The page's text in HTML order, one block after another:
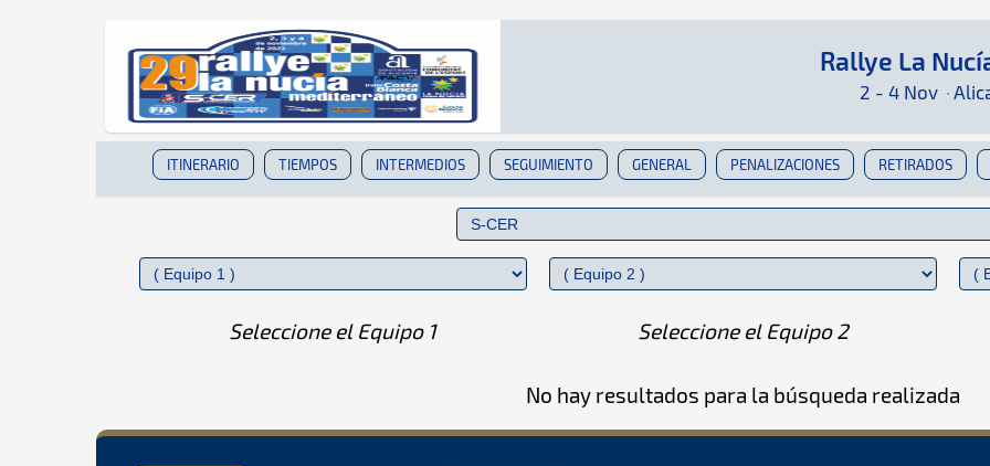
Rallye La
2 - 4 Nov ·
Rally · Rallye La Nucía 2023: Aquí podrás
ITINERARIO TIEMPOS INTERMEDIOS SEGUIMIENTO GENERAL PENALIZACIONES RETIRADOS
Seleccione el Equipo 1 Seleccione el Equipo 2
No hay resultados para la búsqueda realizada